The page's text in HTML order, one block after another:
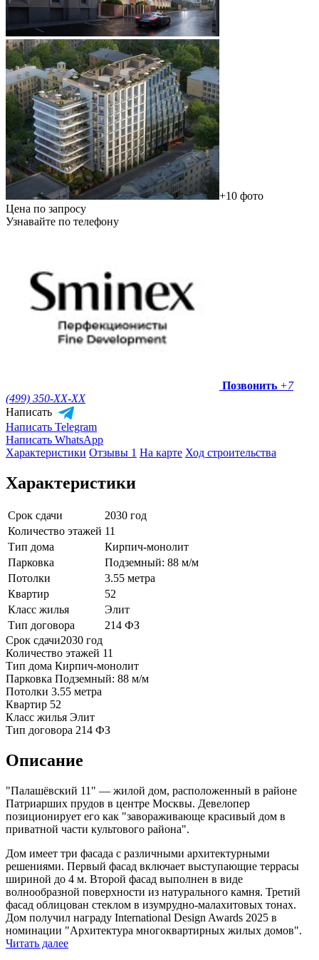
+10 фото
Цена по запросу
Узнавайте по телефону
Позвонить +7
(499) 350-XX-XX
Написать
Написать Telegram
Написать WhatsApp
Характеристики Отзывы 1 На карте Ход строительства
Характеристики
Срок сдачи
2030 год
Количество этажей 11
Тип дома
Кирпич-монолит
Парковка
Подземный: 88 м/м
Потолки
3.55 метра
Квартир
52
Класс жилья
Элит
Тип договора
214 ФЗ
Срок сдачи2030 год
Количество этажей 11
Тип дома Кирпич-монолит
Парковка Подземный: 88 м/м
Потолки 3.55 метра
Квартир 52
Класс жилья Элит
Тип договора 214 ФЗ
Описание
"Палашёвский 11" — жилой дом, расположенный в районе
Патриарших прудов в центре Москвы. Девелопер
позиционирует его как "завораживающе красивый дом в
приватной части культового района".
Дом имеет три фасада с различными архитектурными
решениями. Первый фасад включает выступающие террасы
шириной до 4 м. Второй фасад выполнен в виде
волнообразной поверхности из натурального камня. Третий
фасад облицован стеклом в изумрудно-малахитовых тонах.
Дом получил награду International Design Awards 2025 в
номинации "Архитектура многоквартирных жилых домов".
Читать далее